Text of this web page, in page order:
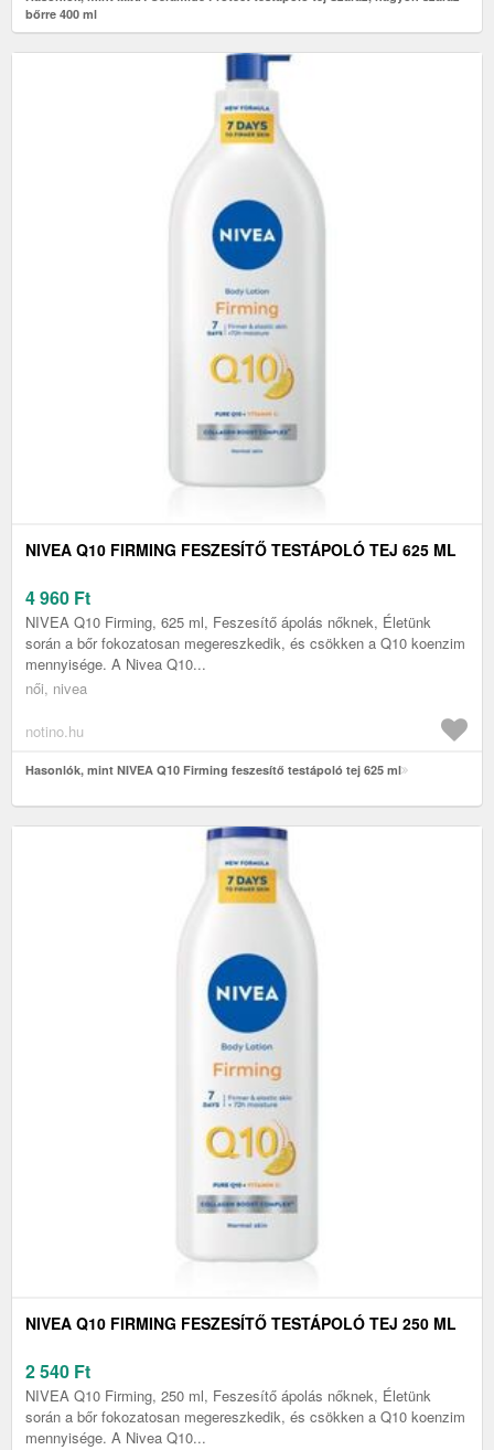
bőrre 400 ml
NIVEA Q10 FIRMING FESZESÍTŐ TESTÁPOLÓ TEJ 625 ML
4 960 Ft
NIVEA Q10 Firming, 625 ml, Feszesítő ápolás nőknek, Életünk
során a bőr fokozatosan megereszkedik, és csökken a Q10 koenzim
mennyisége. A Nivea Q10...
női, nivea
notino.hu
Hasonlók, mint NIVEA Q10 Firming feszesítő testápoló tej 625 ml
NIVEA Q10 FIRMING FESZESÍTŐ TESTÁPOLÓ TEJ 250 ML
2 540 Ft
NIVEA Q10 Firming, 250 ml, Feszesítő ápolás nőknek, Életünk
során a bőr fokozatosan megereszkedik, és csökken a Q10 koenzim
mennyisége. A Nivea Q10...